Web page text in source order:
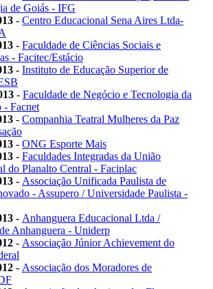
de Goiás - IFG
- Centro Educacional Sena Aires Ltda-
- Faculdade de Ciências Sociais e
- Facitec/Estácio
- Instituto de Educação Superior de
- Faculdade de Negócio e Tecnologia da
- Facnet
- Companhia Teatral Mulheres da Paz
- ONG Esporte Mais
- Faculdades Integradas da União
do Planalto Central - Faciplac
- Associação Unificada Paulista de
- Assupero / Universidade Paulista -
- Anhanguera Educacional Ltda /
Anhanguera - Uniderp
- Associação Júnior Achievement do
- Associação dos Moradores de